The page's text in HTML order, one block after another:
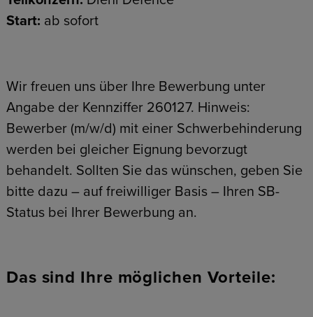
Start: ab sofort
Wir freuen uns über Ihre Bewerbung unter
Angabe der Kennziffer 260127. Hinweis:
Bewerber (m/w/d) mit einer Schwerbehinderung
werden bei gleicher Eignung bevorzugt
behandelt. Sollten Sie das wünschen, geben Sie
bitte dazu – auf freiwilliger Basis – Ihren SB-
Status bei Ihrer Bewerbung an.
Das sind Ihre möglichen Vorteile: